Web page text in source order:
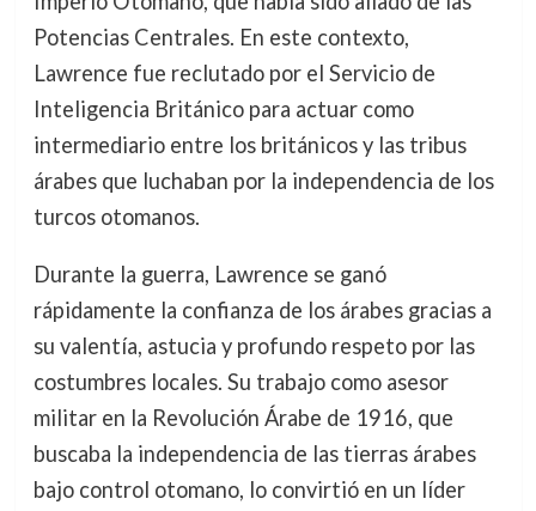
Potencias Centrales. En este contexto,
Lawrence fue reclutado por el Servicio de
Inteligencia Británico para actuar como
intermediario entre los británicos y las tribus
árabes que luchaban por la independencia de los
turcos otomanos.
Durante la guerra, Lawrence se ganó
rápidamente la confianza de los árabes gracias a
su valentía, astucia y profundo respeto por las
costumbres locales. Su trabajo como asesor
militar en la Revolución Árabe de 1916, que
buscaba la independencia de las tierras árabes
bajo control otomano, lo convirtió en un líder